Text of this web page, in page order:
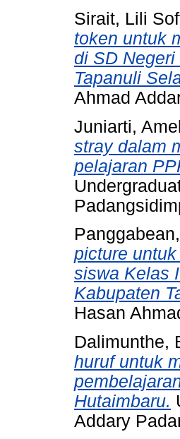
Sirait, Lili
token untuk
di SD
Tapanuli
Ahmad
Juniarti,
stray dalam
pelajaran
picture
siswa Kelas
Kabupaten
Hasan
Dalimunthe,
huruf untuk
Hutaimbaru.
Addary